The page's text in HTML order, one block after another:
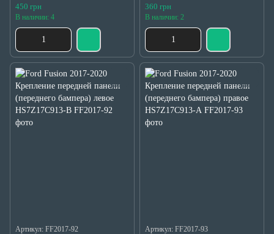
крюка HS7Z17A900APTM
450 грн
В наличии: 4
HS7Z16758-B
360 грн
В наличии: 2
Артикул: FF2017-92 Артикул: FF2017-93